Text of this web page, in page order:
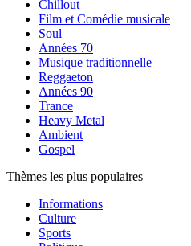
Chillout
Film et Comédie musicale
Soul
Années 70
Musique traditionnelle
Reggaeton
Années 90
Trance
Heavy Metal
Ambient
Gospel
Thèmes les plus populaires
Informations
Culture
Sports